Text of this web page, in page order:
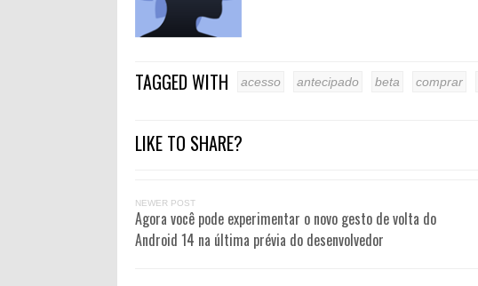
TAGGED WITH acesso antecipado beta comprar
LIKE TO SHARE?
NEWER POST
Agora você pode experimentar o novo gesto de volta do
Android 14 na última prévia do desenvolvedor